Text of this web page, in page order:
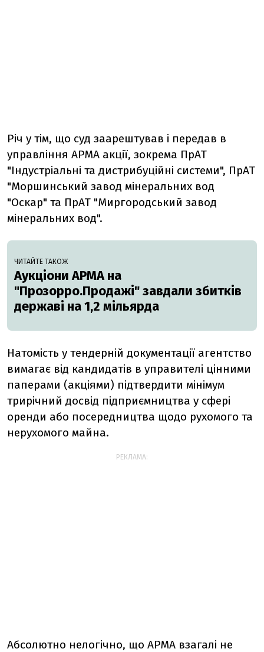
Річ у тім, що суд заарештував і передав в
управління АРМА акції, зокрема ПрАТ
"Індустріальні та дистрибуційні системи", ПрАТ
"Моршинський завод мінеральних вод
"Оскар" та ПрАТ "Миргородський завод
мінеральних вод".
ЧИТАЙТЕ ТАКОЖ
Аукціони АРМА на
"Прозорро.Продажі" завдали збитків
державі на 1,2 мільярда
Натомість у тендерній документації агентство
вимагає від кандидатів в управителі цінними
паперами (акціями) підтвердити мінімум
трирічний досвід підприємництва у сфері
оренди або посередництва щодо рухомого та
нерухомого майна.
РЕКЛАМА:
Абсолютно нелогічно, що АРМА взагалі не